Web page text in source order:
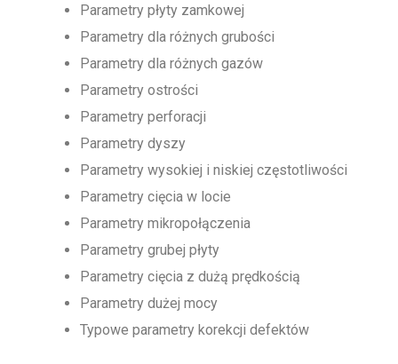
Parametry płyty zamkowej
Parametry dla różnych grubości
Parametry dla różnych gazów
Parametry ostrości
Parametry perforacji
Parametry dyszy
Parametry wysokiej i niskiej częstotliwości
Parametry cięcia w locie
Parametry mikropołączenia
Parametry grubej płyty
Parametry cięcia z dużą prędkością
Parametry dużej mocy
Typowe parametry korekcji defektów